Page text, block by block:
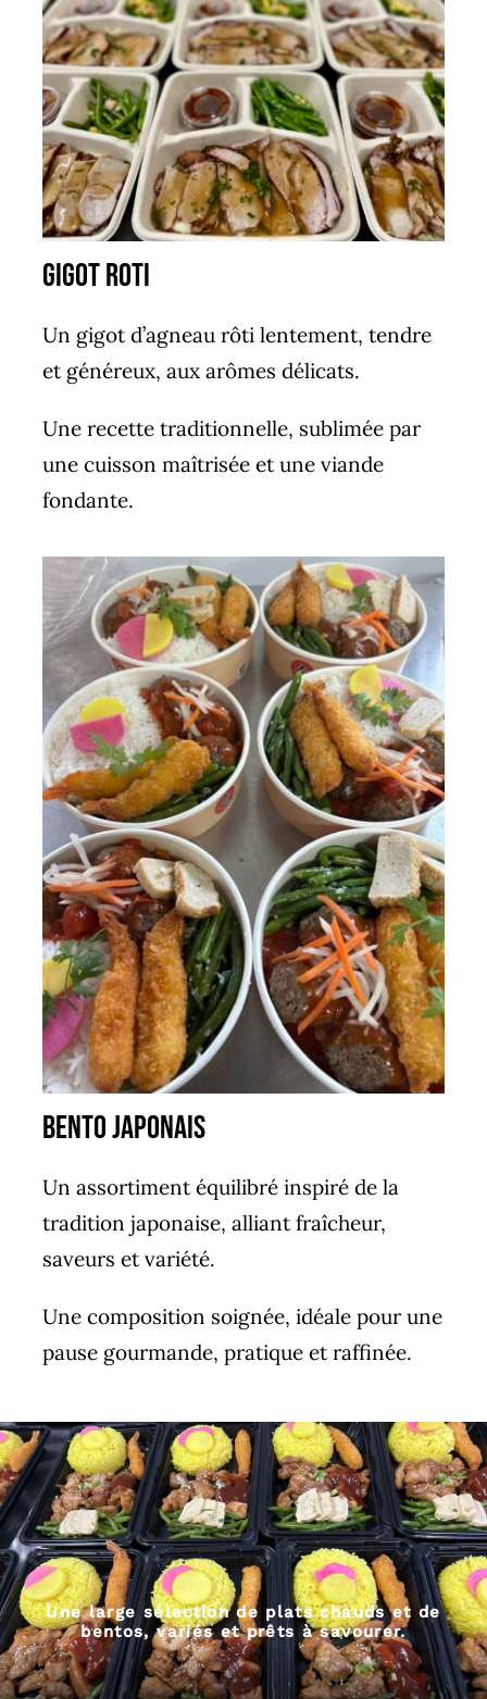
gigot roti
Un gigot d’agneau rôti lentement, tendre
et généreux, aux arômes délicats.
Une recette traditionnelle, sublimée par
une cuisson maîtrisée et une viande
fondante.
bento japonais
Un assortiment équilibré inspiré de la
tradition japonaise, alliant fraîcheur,
saveurs et variété.
Une composition soignée, idéale pour une
pause gourmande, pratique et raffinée.
Une large sélection de plats chauds et de
bentos, variés et prêts à savourer.